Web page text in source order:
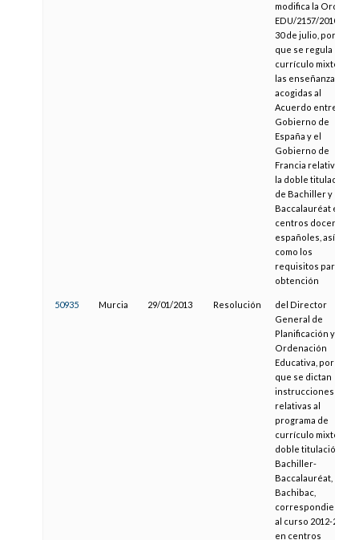
modifica la Orden
EDU/2157/2010, de
30 de julio, por la
que se regula el
currículo mixto de
las enseñanzas
acogidas al
Acuerdo entre el
Gobierno de
España y el
Gobierno de
Francia relativo a
la doble titulación
de Bachiller y de
Baccalauréat en
centros docentes
españoles, así
como los
requisitos para su
obtención
50935 Murcia 29/01/2013 Resolución
del Director
General de
Planificación y
Ordenación
Educativa, por la
que se dictan
instrucciones
relativas al
programa de
currículo mixto de
doble titulación
Bachiller-
Baccalauréat,
Bachibac,
correspondientes
al curso 2012-2013
en centros